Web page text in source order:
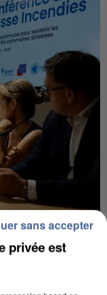
UN ÉLAN
privée est
sans accepter